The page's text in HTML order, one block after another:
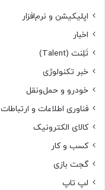
اپلیکیشن و نرم‌افزار
اخبار
تَلِنت (Talent)
خبر تکنولوژی
خودرو و حمل‌و‌نقل
فناوری اطلاعات و ارتباطات
کالای الکترونیک
کسب و کار
گجت بازی
لپ تاپ